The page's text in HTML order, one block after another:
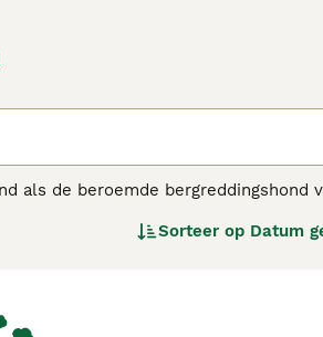
als de beroemde bergreddingshond
en aanhankelijke karakter,
Sorteer op Datum